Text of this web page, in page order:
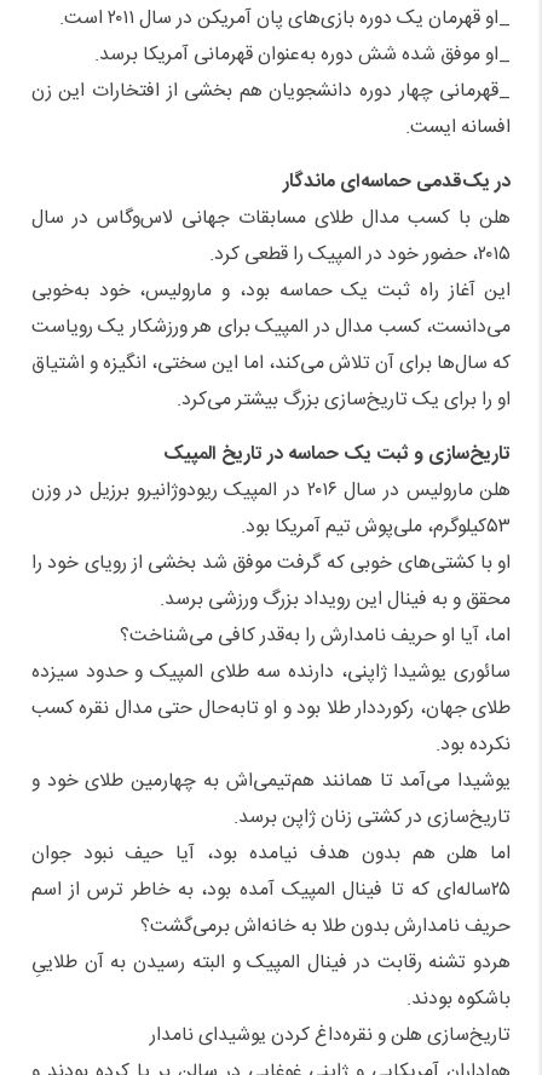
_او قهرمان یک دوره بازی‌های پان آمریکن در سال ۲۰۱۱ است.
_او موفق شده شش دوره به‌عنوان قهرمانی آمریکا برسد.
_قهرمانی چهار دوره دانشجویان هم بخشی از افتخارات این زن
افسانه ایست.
در یک‌قدمی حماسه‌ای ماندگار
هلن با کسب مدال طلای مسابقات جهانی لاس‌وگاس در سال
۲۰۱۵، حضور خود در المپیک را قطعی کرد.
این آغاز راه ثبت یک حماسه بود، و مارولیس، خود به‌خوبی
می‌دانست، کسب مدال در المپیک برای هر ورزشکار یک رویاست
که سال‌ها برای آن تلاش می‌کند، اما این سختی، انگیزه و اشتیاق
او را برای یک تاریخ‌سازی بزرگ بیشتر می‌کرد.
تاریخ‌سازی و ثبت یک حماسه در تاریخ المپیک
هلن مارولیس در سال ۲۰۱۶ در المپیک ریودوژانیرو برزیل در وزن
۵۳کیلوگرم، ملی‌پوش تیم آمریکا بود.
او با کشتی‌های خوبی که گرفت موفق شد بخشی از رویای خود را
محقق و به فینال این رویداد بزرگ ورزشی برسد.
اما، آیا او حریف نامدارش را به‌قدر کافی می‌شناخت؟
سائوری یوشیدا ژاپنی، دارنده سه طلای المپیک و حدود سیزده
طلای جهان، رکورددار طلا بود و او تابه‌حال حتی مدال نقره کسب
نکرده بود.
یوشیدا می‌آمد تا همانند هم‌تیمی‌اش به چهارمین طلای خود و
تاریخ‌سازی در کشتی زنان ژاپن برسد.
اما هلن هم بدون هدف نیامده بود، آیا حیف نبود جوان
۲۵ساله‌ای که تا فینال المپیک آمده بود، به خاطر ترس از اسم
حریف نامدارش بدون طلا به خانه‌اش برمی‌گشت؟
هردو تشنه رقابت در فینال المپیک و البته رسیدن به آن طلاییِ
باشکوه بودند.
تاریخ‌سازی هلن و نقره‌داغ کردن یوشیدای نامدار